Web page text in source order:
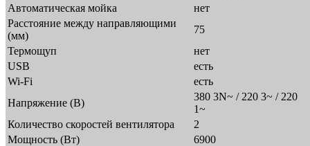
Автоматическая мойка
нет
Расстояние между направляющими
(мм)
75
Термощуп
нет
USB
есть
Wi-Fi
есть
Напряжение (В)
380 3N~ / 220 3~ / 220
1~
Количество скоростей вентилятора
2
Мощность (Вт)
6900